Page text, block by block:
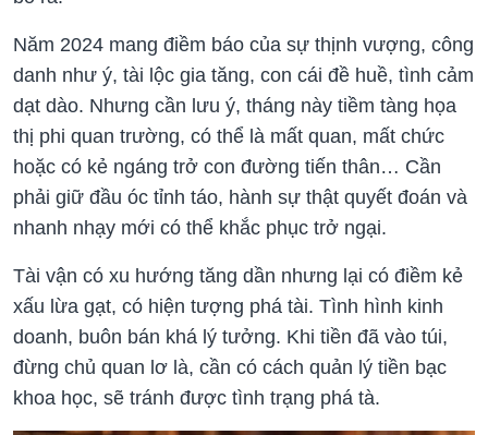
Năm 2024 mang điềm báo của sự thịnh vượng, công
danh như ý, tài lộc gia tăng, con cái đề huề, tình cảm
dạt dào. Nhưng cần lưu ý, tháng này tiềm tàng họa
thị phi quan trường, có thể là mất quan, mất chức
hoặc có kẻ ngáng trở con đường tiến thân… Cần
phải giữ đầu óc tỉnh táo, hành sự thật quyết đoán và
nhanh nhạy mới có thể khắc phục trở ngại.
Tài vận có xu hướng tăng dần nhưng lại có điềm kẻ
xấu lừa gạt, có hiện tượng phá tài. Tình hình kinh
doanh, buôn bán khá lý tưởng. Khi tiền đã vào túi,
đừng chủ quan lơ là, cần có cách quản lý tiền bạc
khoa học, sẽ tránh được tình trạng phá tà.